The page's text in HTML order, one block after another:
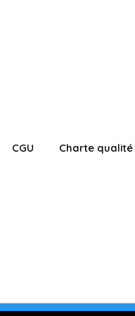
CGU Charte qualité